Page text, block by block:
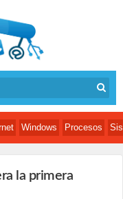
Windows Procesos
la primera